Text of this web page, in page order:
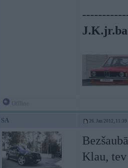
SA 26. Jan 2012, 11:39
Klau,